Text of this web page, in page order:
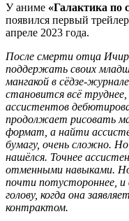
У аниме «Галактика по
появился первый
апреле 2023 года.
После смерти отца
поддержать своих
мангакой в сёдзе-
становится всё труднее,
ассистентов
продолжает рисовать
формат, а найти
бумагу, очень сложно.
нашёлся. Точнее
отменными навыками.
почти потустороннее, и
голову, когда она
контрактом.